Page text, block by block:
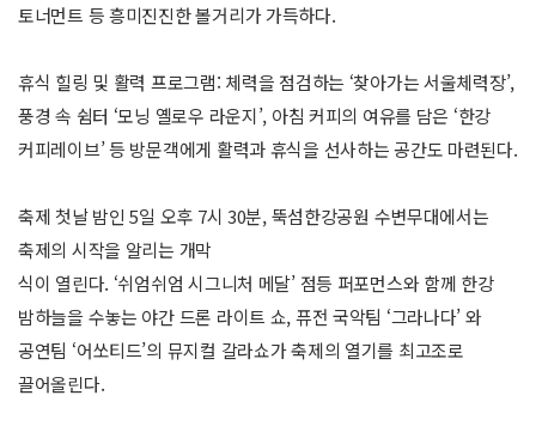
토너먼트 등 흥미진진한 볼거리가 가득하다.
휴식 힐링 및 활력 프로그램: 체력을 점검하는 ‘찾아가는 서울체력장’,
풍경 속 쉼터 ‘모닝 옐로우 라운지’, 아침 커피의 여유를 담은 ‘한강
커피레이브’ 등 방문객에게 활력과 휴식을 선사하는 공간도 마련된다.
축제 첫날 밤인 5일 오후 7시 30분, 뚝섬한강공원 수변무대에서는
축제의 시작을 알리는 개막
식이 열린다. ‘쉬엄쉬엄 시그니처 메달’ 점등 퍼포먼스와 함께 한강
밤하늘을 수놓는 야간 드론 라이트 쇼, 퓨전 국악팀 ‘그라나다’ 와
공연팀 ‘어쏘티드’의 뮤지컬 갈라쇼가 축제의 열기를 최고조로
끌어올린다.